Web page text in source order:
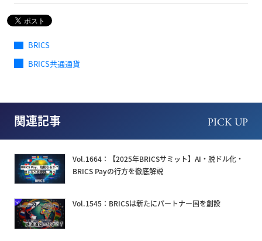
BRICS
BRICS共通通貨
関連記事 PICK UP
Vol.1664：【2025年BRICSサミット】AI・脱ドル化・
BRICS Payの行方を徹底解説
Vol.1545：BRICSは新たにパートナー国を創設